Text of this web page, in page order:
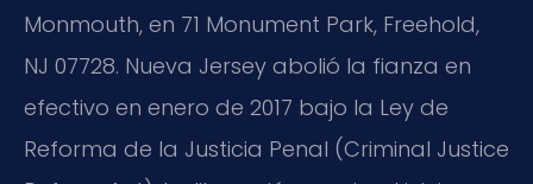
Monmouth, en 71 Monument Park, Freehold,
NJ 07728. Nueva Jersey abolió la fianza en
efectivo en enero de 2017 bajo la Ley de
Reforma de la Justicia Penal (Criminal Justice